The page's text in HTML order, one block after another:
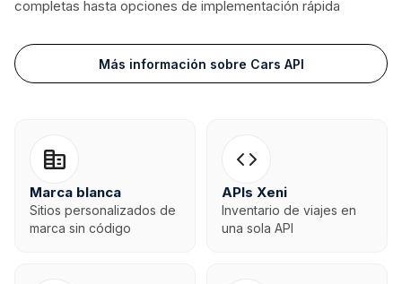
completas hasta opciones de implementación rápida
Más información sobre Cars API
Marca blanca
Sitios personalizados de
marca sin código
APIs Xeni
Inventario de viajes en
una sola API